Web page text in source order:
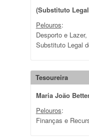
(Substituto
Pelouros:
Desporto e
Substituto Legal
Tesoureira
Maria João
Pelouros:
Finanças e